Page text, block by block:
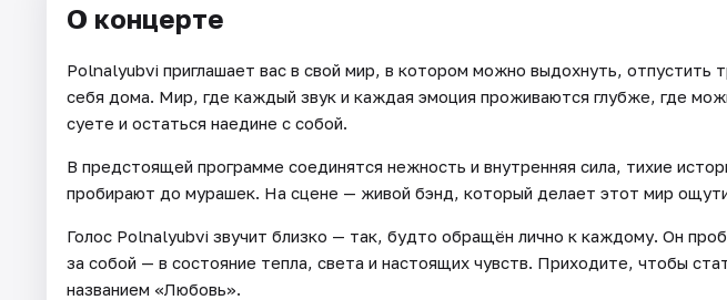
О концерте
Polnalyubvi приглашает вас в свой мир, в котором можно выдохнуть, отпустить
себя дома. Мир, где каждый звук и каждая эмоция проживаются глубже, где
суете и остаться наедине с собой.
В предстоящей программе соединятся нежность и внутренняя сила, тихие
пробирают до мурашек. На сцене — живой бэнд, который делает этот мир
Голос Polnalyubvi звучит близко — так, будто обращён лично к каждому. Он
за собой — в состояние тепла, света и настоящих чувств. Приходите, чтобы
названием «Любовь».